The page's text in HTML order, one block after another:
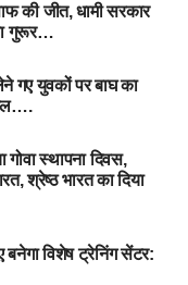
की जीत, धामी सरकार
गुरूर…
युवकों पर बाघ का
गोवा स्थापना दिवस,
श्रेष्ठ भारत का दिया
बनेगा विशेष ट्रेनिंग सेंटर: